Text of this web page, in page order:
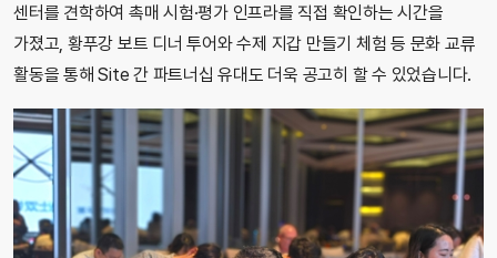
센터를 견학하여 촉매 시험·평가 인프라를 직접 확인하는 시간을
가졌고, 황푸강 보트 디너 투어와 수제 지갑 만들기 체험 등 문화 교류
활동을 통해 Site 간 파트너십 유대도 더욱 공고히 할 수 있었습니다.